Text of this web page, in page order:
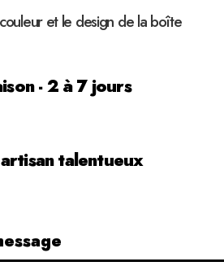
et le design de la boîte
- 2 à 7 jours
talentueux